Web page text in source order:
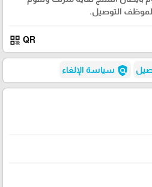
لموظف التوصيل.
QR
qr_code
policy سياسة الإلغاء